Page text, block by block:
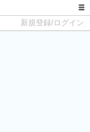
新規登録/ログイン